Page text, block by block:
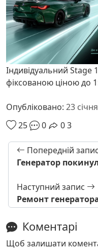
Індивідуальний Stage
фіксованою ціною до
Опубліковано: 23
25
0 03
Попередній запис
Генератор
Наступний запис
Ремонт
Коментарі
Щоб залишати